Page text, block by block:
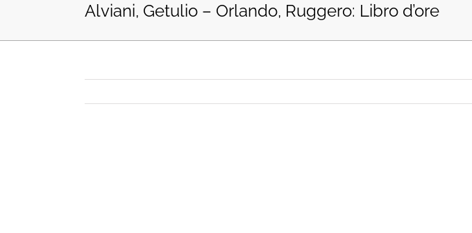
Alviani, Getulio – Orlando, Ruggero: Libro d’ore